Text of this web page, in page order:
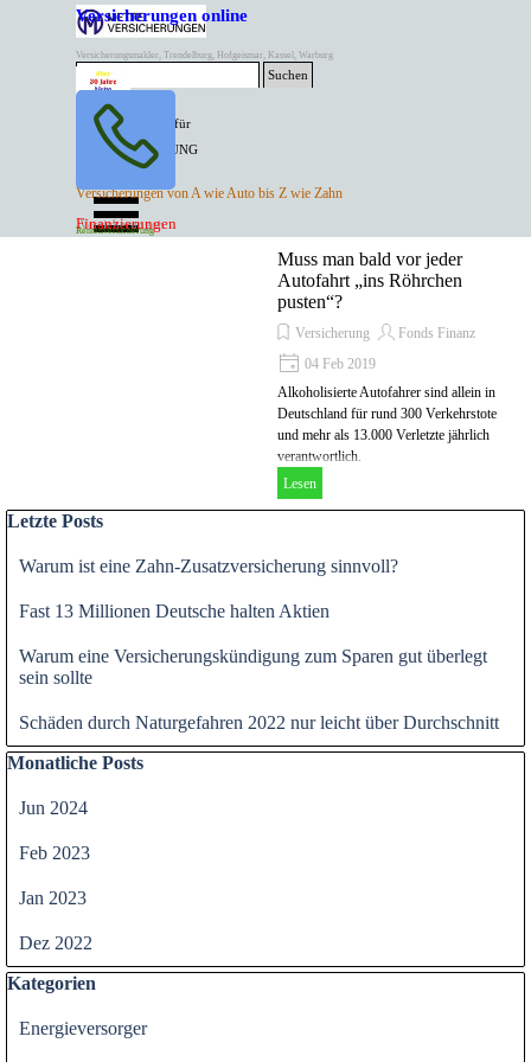
Direkt zum Seiteninhalt
Versicherungen online
Versicherungsmakler, Trendelburg, Hofgeismar, Kassel, Warburg
BESTER PREIS für
SPITZEN LEISTUNG
ANGEBOTE
Versicherungen von A wie Auto bis Z wie Zahn
Kontakt Tel. 05671/7799991
Mette Versicherungen
Suchen
Versicherungen
Finanzierungen
Rentenversicherung
Menü überspringen
Muss man bald vor jeder
Autofahrt „ins Röhrchen
pusten“?
Versicherung
Fonds Finanz
04 Feb 2019
Alkoholisierte Autofahrer sind allein in
Deutschland für rund 300 Verkehrstote
und mehr als 13.000 Verletzte jährlich
verantwortlich.
Lesen
Block überspringen Letzte Posts
Letzte Posts
Warum ist eine Zahn-Zusatzversicherung sinnvoll?
Fast 13 Millionen Deutsche halten Aktien
Warum eine Versicherungskündigung zum Sparen gut überlegt
sein sollte
Schäden durch Naturgefahren 2022 nur leicht über Durchschnitt
Block überspringen Monatliche Posts
Monatliche Posts
Jun 2024
Feb 2023
Jan 2023
Dez 2022
Block überspringen Kategorien
Kategorien
Energieversorger